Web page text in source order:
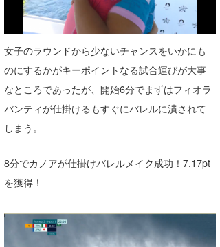
女子のラウンドから少ないチャンスをいかにも
のにするかがキーポイントなる試合運びが大事
なところであったが、開始6分でまずはフィオラ
バンティが仕掛けるもすぐにバレルに潰されて
しまう。
8分でカノアが仕掛けバレルメイク成功！7.17pt
を獲得！